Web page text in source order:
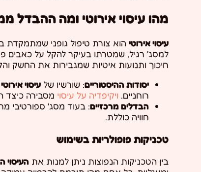
מהו עיסוי אירוטי ומה ההבדל
עיסוי אירוטי הוא צורת טיפול גופני שמתמקדת
למסג' רגיל, שמטרתו בעיקר להקל על כאבים
חיכוך ותנועות איטיות שמגבירות את החשק
יסודות ההיסטוריים: שורשיו של עיסוי אירוטי
רוחניים. ויקיפדיה על עיסוי מסבירה כיצד
הבדלים מרכזיים: בעוד מסג' ספורטיבי
חוויה כוללת.
טכניקות פופולריות בשימוש
בין הטכניקות הנפוצות ניתן למנות את העיסוי